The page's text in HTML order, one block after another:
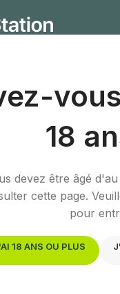
18
devez être âgé
cette page.
pour
18 ANS OU PLUS
électronique